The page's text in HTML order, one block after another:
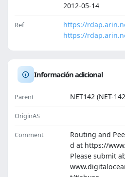
2012-05-14
Ref
https://
https://
Información adicional
Parent NET142 (NET-
OriginAS
Comment
Routing and
d at https://
Please submit